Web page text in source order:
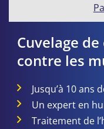
Cuvelage
contre les
Jusqu’à 10 ans
Un expert en
Traitement de